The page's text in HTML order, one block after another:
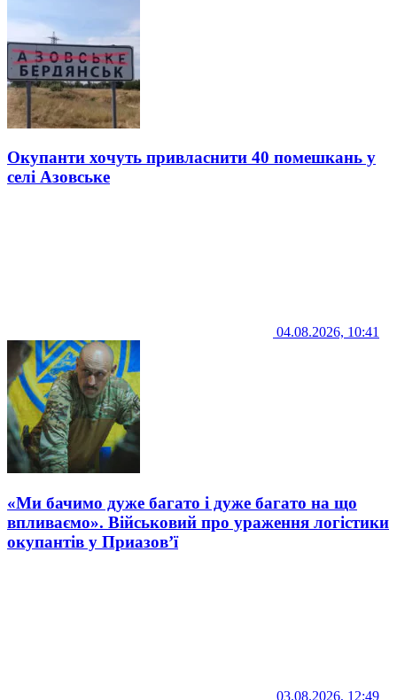
Окупанти хочуть привласнити 40 помешкань у
селі Азовське
04.08.2026, 10:41
«Ми бачимо дуже багато і дуже багато на що
впливаємо». Військовий про ураження логістики
окупантів у Приазов’ї
03.08.2026, 12:49